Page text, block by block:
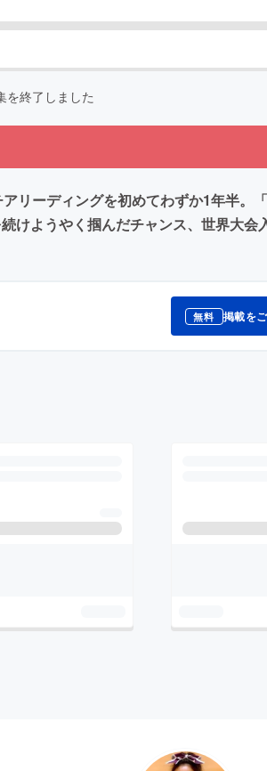
を終了しました
リーディングを初めてわずか1年半。
ようやく掴んだチャンス、世界大会
無料 掲載を